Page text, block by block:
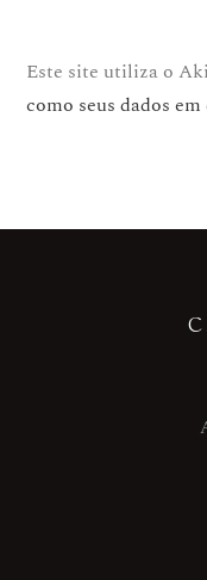
Este site utiliza o
como seus dados